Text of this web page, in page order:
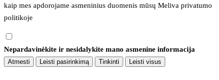
kaip mes apdorojame asmeninius duomenis mūsų Meliva privatumo
politikoje
Nepardavinėkite ir nesidalykite mano asmenine informacija
Atmesti Leisti pasirinkimą Tinkinti Leisti visus